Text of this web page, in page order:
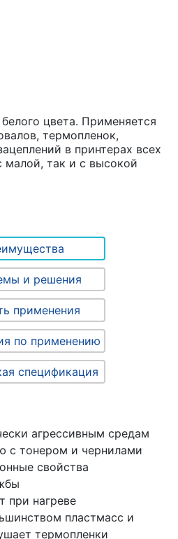
цвета. Применяется
термопленок,
в принтерах всех
малой, так и с высокой
и решения
применения
по применению
спецификация
агрессивным средам
с тонером и чернилами
свойства
при нагреве
пластмасс и
термопленки